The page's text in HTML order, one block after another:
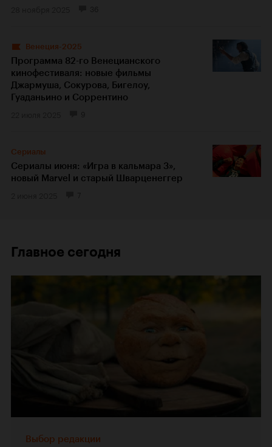
Венеция-2025
Программа 82-го Венецианского
кинофестиваля: новые фильмы
Джармуша, Сокурова, Бигелоу,
Гуаданьино и Соррентино
Сериалы
Сериалы июня: «Игра в кальмара 3»,
новый Marvel и старый Шварценеггер
Главное сегодня
Выбор редакции